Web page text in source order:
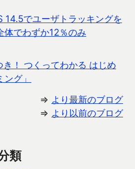
14.5でユーザトラッキングを
体でわずか12％のみ
！ つくってわかる はじめ
グ」
⇒ より最新のブログ
⇒ より以前のブログ
類